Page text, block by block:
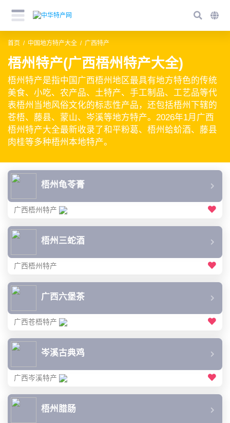
首页 中国地方特产大全 广西特产
梧州特产(广西梧州特产大全)
梧州特产是指中国广西梧州地区最具有地方特色的传统
美食、小吃、农产品、土特产、手工制品、工艺品等代
表梧州当地风俗文化的标志性产品，还包括梧州下辖的
苍梧、藤县、蒙山、岑溪等地方特产。2026年1月广西
梧州特产大全最新收录了和平粉葛、梧州蛤蚧酒、藤县
肉桂等多种梧州本地特产。
梧州龟苓膏
广西梧州特产
梧州三蛇酒
广西梧州特产
广西六堡茶
广西苍梧特产
岑溪古典鸡
广西岑溪特产
梧州腊肠